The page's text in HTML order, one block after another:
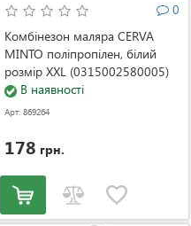
0
Комбінезон маляра CERVA
MINTO поліпропілен, білий
розмір XXL (0315002580005)
В наявності
Арт: 869264
178 грн.